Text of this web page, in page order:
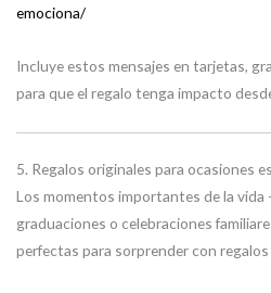
emociona/
Incluye estos mensajes en tarjetas,
para que el regalo tenga impacto
5. Regalos originales para ocasiones
Los momentos importantes de la vida
graduaciones o celebraciones
perfectas para sorprender con